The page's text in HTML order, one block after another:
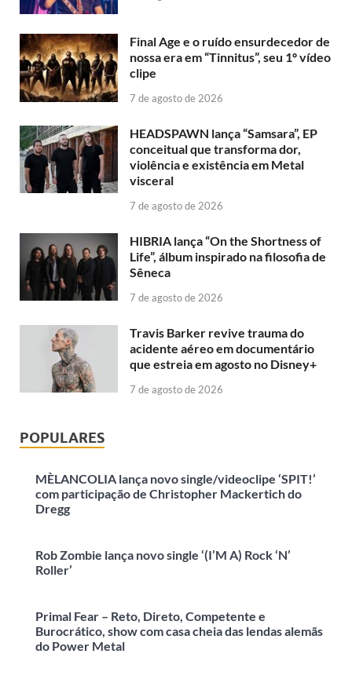
Final Age e o ruído ensurdecedor de
nossa era em “Tinnitus”, seu 1º vídeo
clipe
7 de agosto de 2026
HEADSPAWN lança “Samsara”, EP
conceitual que transforma dor,
violência e existência em Metal
visceral
7 de agosto de 2026
HIBRIA lança “On the Shortness of
Life”, álbum inspirado na filosofia de
Sêneca
7 de agosto de 2026
Travis Barker revive trauma do
acidente aéreo em documentário
que estreia em agosto no Disney+
7 de agosto de 2026
POPULARES
MÈLANCOLIA lança novo single/videoclipe ‘SPIT!’
com participação de Christopher Mackertich do
Dregg
Rob Zombie lança novo single ‘(I’M A) Rock ‘N’
Roller’
Primal Fear – Reto, Direto, Competente e
Burocrático, show com casa cheia das lendas alemãs
do Power Metal